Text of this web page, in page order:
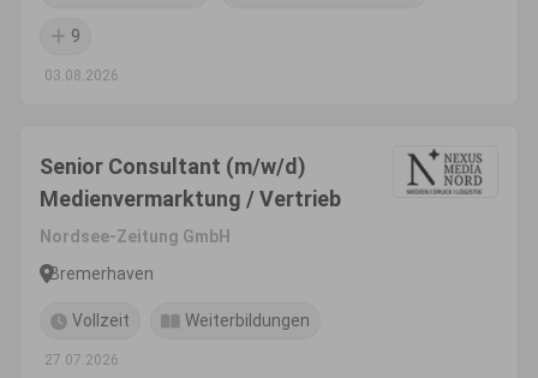
9
03.08.2026
Senior Consultant (m/w/d)
Medienvermarktung / Vertrieb
Nordsee-Zeitung GmbH
Bremerhaven
Vollzeit Weiterbildungen
27.07.2026